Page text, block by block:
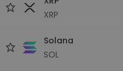
XRP
Solana
SOL